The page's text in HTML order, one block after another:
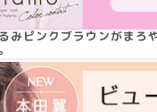
みピンクブラウンがまろ